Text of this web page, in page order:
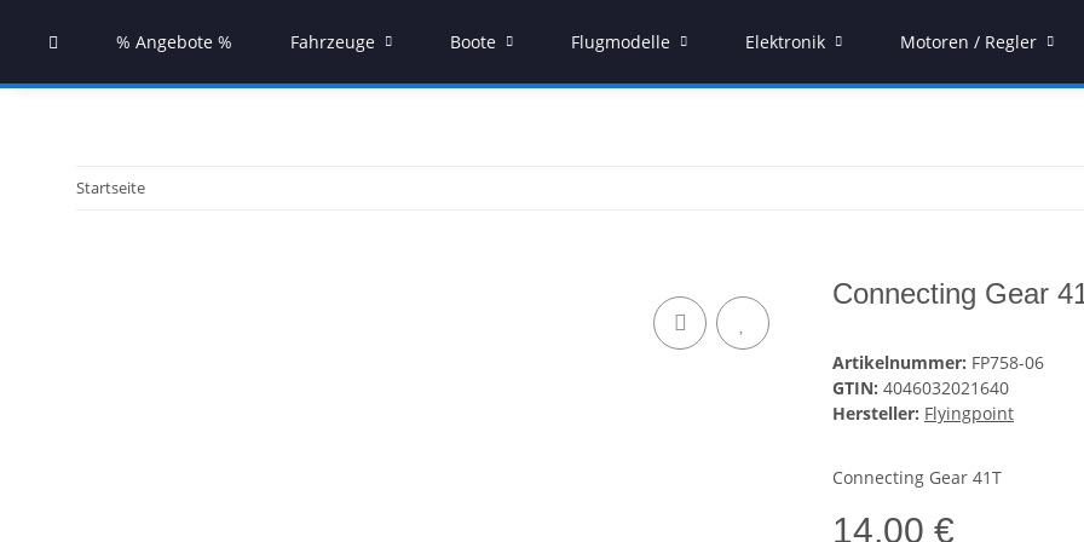
% Angebote % Fahrzeuge Boote Flugmodelle Elektronik Motoren / Regler
Startseite
Connecting Gear
Artikelnummer: FP758-06
GTIN: 4046032021640
Hersteller: Flyingpoint
Connecting Gear 41T
14,00 €